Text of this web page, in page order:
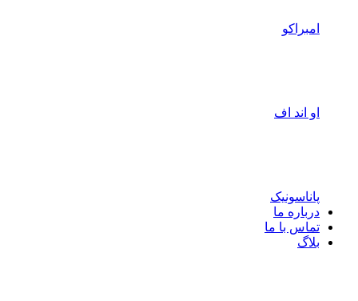
امبراکو
او اند اف
پاناسونیک
درباره ما
تماس با ما
بلاگ